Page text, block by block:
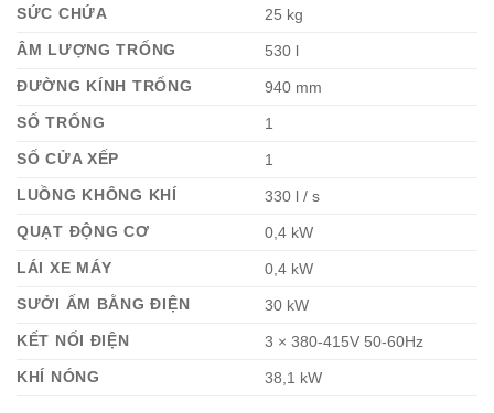
SỨC CHỨA
25 kg
ÂM LƯỢNG TRỐNG
530 l
ĐƯỜNG KÍNH TRỐNG
940 mm
SỐ TRỐNG
1
SỐ CỬA XẾP
1
LUỒNG KHÔNG KHÍ
330 l / s
QUẠT ĐỘNG CƠ
0,4 kW
LÁI XE MÁY
0,4 kW
SƯỞI ẤM BẰNG ĐIỆN
30 kW
KẾT NỐI ĐIỆN
3 × 380-415V 50-60Hz
KHÍ NÓNG
38,1 kW